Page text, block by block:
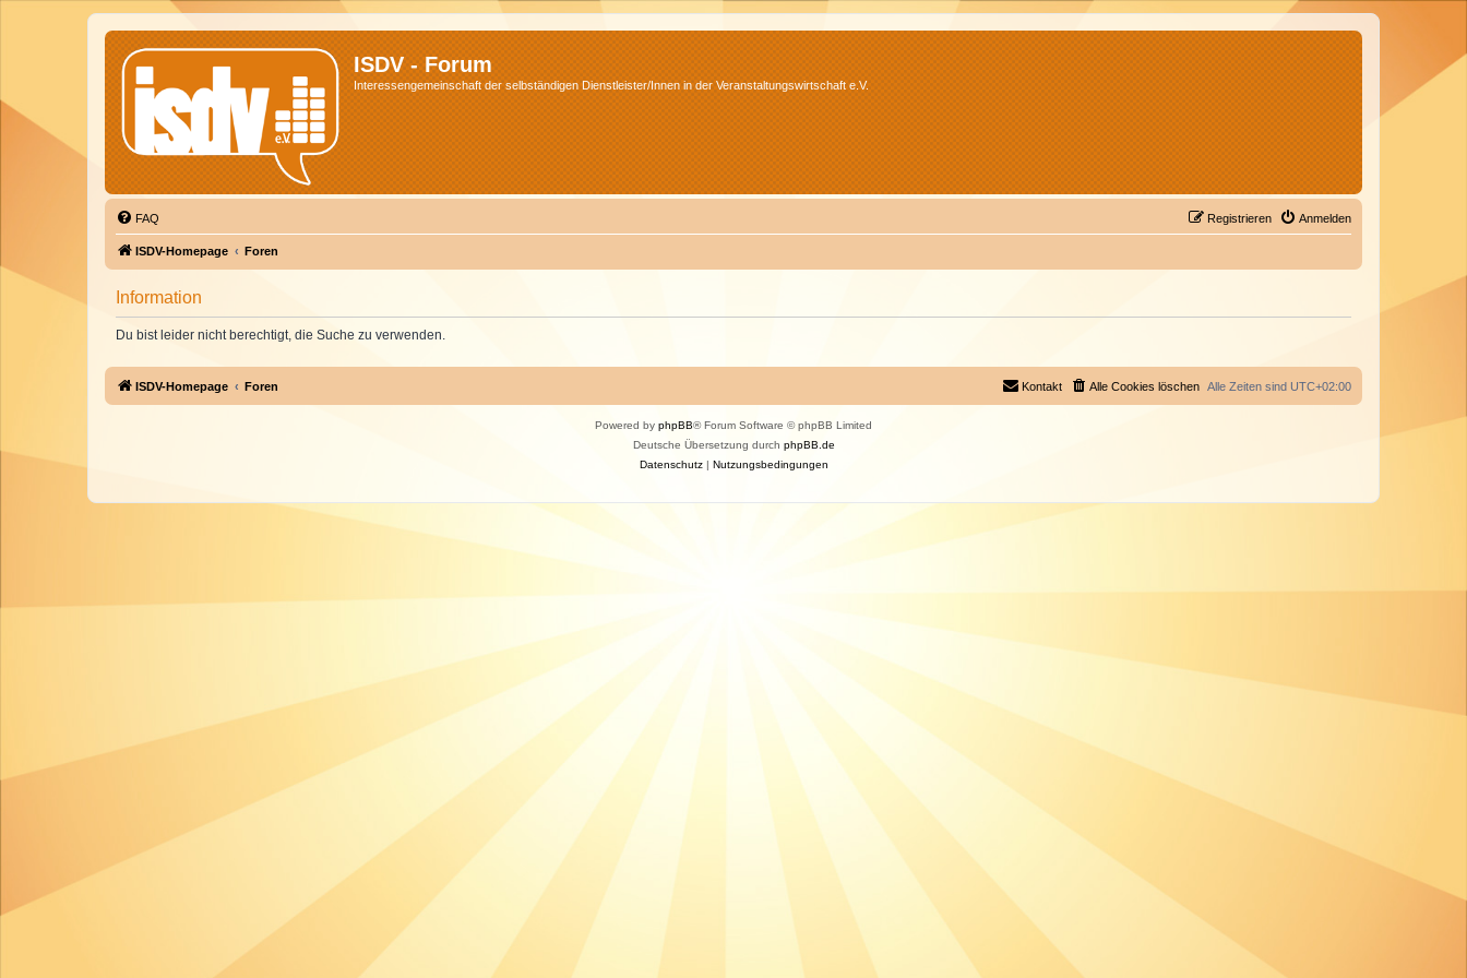
ISDV - Forum
Interessengemeinschaft der selbständigen Dienstleister/Innen in der Veranstaltungswirtschaft e.V.
FAQ Anmelden
Registrieren
ISDV-Homepage Foren
Information
Du bist leider nicht berechtigt, die Suche zu verwenden.
ISDV-Homepage Foren Alle Zeiten sind UTC+02:00
Alle Cookies löschen
Kontakt
Powered by phpBB® Forum Software © phpBB Limited
Deutsche Übersetzung durch phpBB.de
Datenschutz| Nutzungsbedingungen